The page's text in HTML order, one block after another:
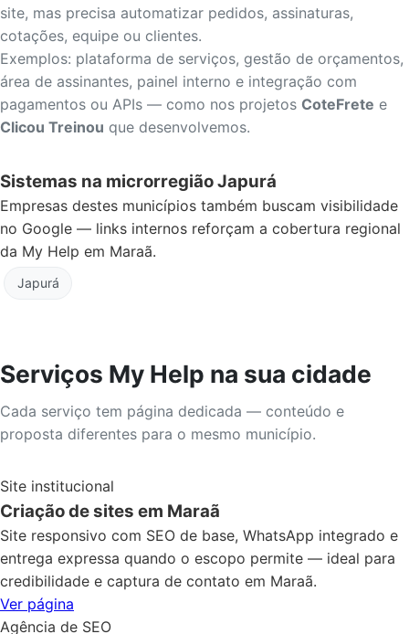
site, mas precisa automatizar pedidos, assinaturas,
cotações, equipe ou clientes.
Exemplos: plataforma de serviços, gestão de orçamentos,
área de assinantes, painel interno e integração com
pagamentos ou APIs — como nos projetos CoteFrete e
Clicou Treinou que desenvolvemos.
Sistemas na microrregião Japurá
Empresas destes municípios também buscam visibilidade
no Google — links internos reforçam a cobertura regional
da My Help em Maraã.
Japurá
Serviços My Help na sua cidade
Cada serviço tem página dedicada — conteúdo e
proposta diferentes para o mesmo município.
Site institucional
Criação de sites em Maraã
Site responsivo com SEO de base, WhatsApp integrado e
entrega expressa quando o escopo permite — ideal para
credibilidade e captura de contato em Maraã.
Ver página
Agência de SEO